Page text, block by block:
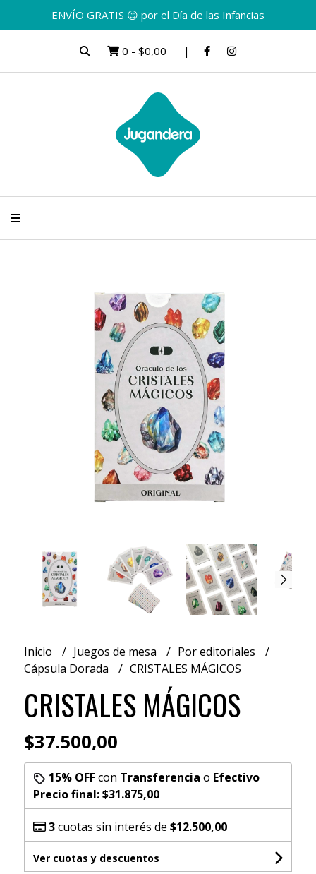
ENVÍO GRATIS 😊 por el Día de las Infancias
0 - $0,00
Inicio Juegos de mesa
Por editoriales
Cápsula Dorada
CRISTALES MÁGICOS
CRISTALES MÁGICOS
$37.500,00
15% OFFcon Transferencia o Efectivo
Precio final:$31.875,00
3cuotas sin interés de $12.500,00
Ver cuotas y descuentos